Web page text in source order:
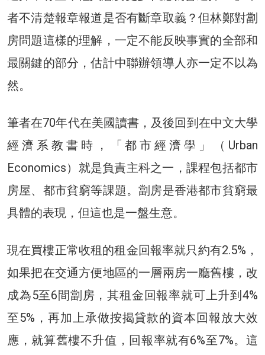
者不清楚報章報道是否有斷章取義？但林鄭對劏
房問題這樣的理解，一定不能反映事實的全部和
最關鍵的部分，估計中聯辦領導人亦一定不以為
然。
筆者在70年代在美國讀書，及後回到在中文大學
經濟系教書時，「都市經濟學」（Urban
Economics）就是負責主科之一，課程包括都市
房屋、都市貧窮等課題。劏房是香港都市貧窮最
具體的表現，但這也是一盤生意。
現在買樓正常收租的租金回報率就只約有2.5%，
如果把在交通方便地區的一層兩房一廳舊樓，改
成為5至6間劏房，其租金回報率就可上升到4%
至5%，再加上承做按揭貸款的資本回報放大效
應，就算舊樓不升值，回報率就有6%至7%。這